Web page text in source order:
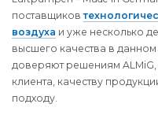
поставщиков
воздуха и уже несколько
высшего качества в
доверяют решениям
клиента, качеству
подходу.